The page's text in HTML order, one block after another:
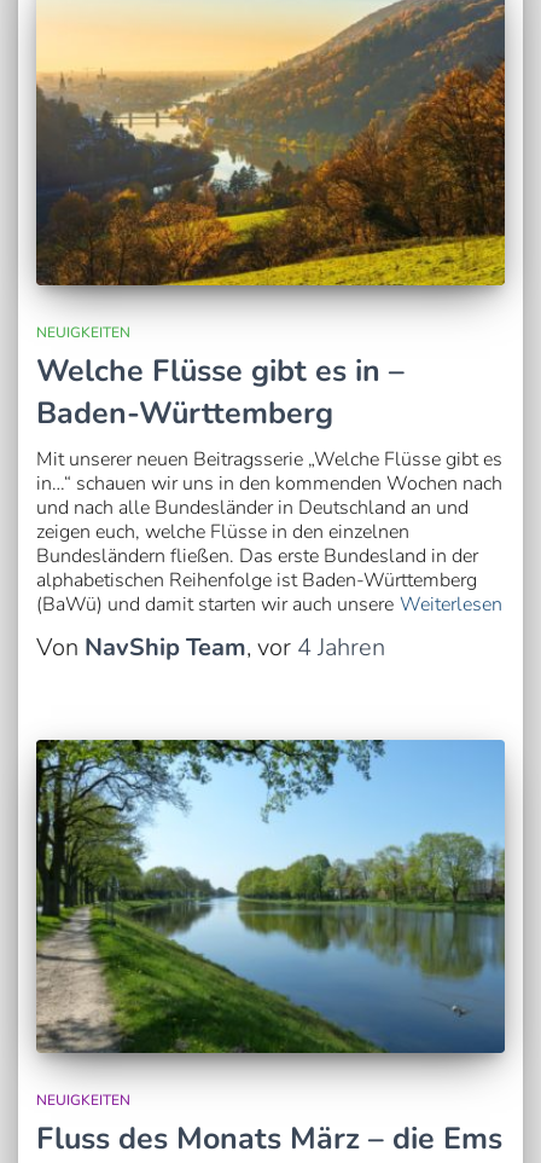
NEUIGKEITEN
Welche Flüsse gibt es in –
Baden-Württemberg
Mit unserer neuen Beitragsserie „Welche Flüsse gibt es
in…“ schauen wir uns in den kommenden Wochen nach
und nach alle Bundesländer in Deutschland an und
zeigen euch, welche Flüsse in den einzelnen
Bundesländern fließen. Das erste Bundesland in der
alphabetischen Reihenfolge ist Baden-Württemberg
(BaWü) und damit starten wir auch unsere Weiterlesen
Von NavShip Team, vor 4 Jahren
NEUIGKEITEN
Fluss des Monats März – die Ems